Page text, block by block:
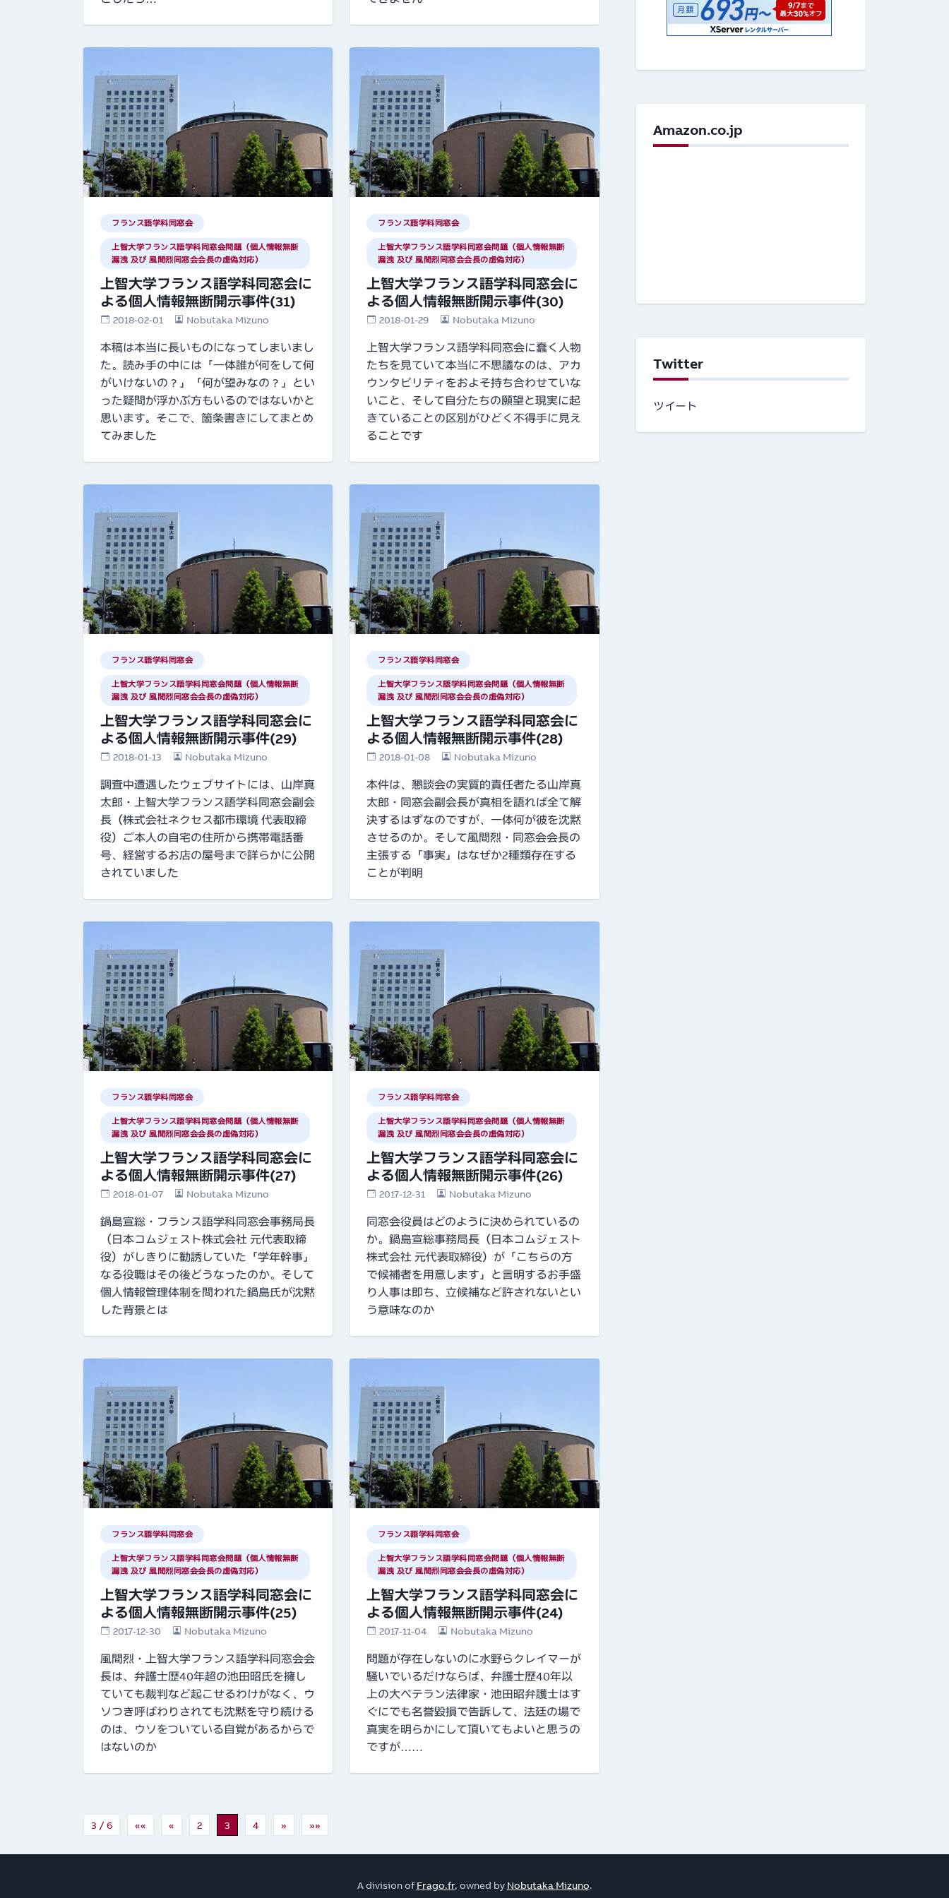
フランス語学科同窓会
上智大学フランス語学科同窓会問題（個人情報無断
漏洩 及び 風間烈同窓会会長の虚偽対応）
上智大学フランス語学科同窓会に
よる個人情報無断開示事件(31)
2018-02-01 Nobutaka Mizuno
本稿は本当に長いものになってしまいまし
た。読み手の中には「一体誰が何をして何
がいけないの？」「何が望みなの？」とい
った疑問が浮かぶ方もいるのではないかと
思います。そこで、箇条書きにしてまとめ
てみました
フランス語学科同窓会
上智大学フランス語学科同窓会問題（個人情報無断
漏洩 及び 風間烈同窓会会長の虚偽対応）
上智大学フランス語学科同窓会に
よる個人情報無断開示事件(30)
2018-01-29 Nobutaka Mizuno
上智大学フランス語学科同窓会に蠢く人物
たちを見ていて本当に不思議なのは、アカ
ウンタビリティをおよそ持ち合わせていな
いこと、そして自分たちの願望と現実に起
きていることの区別がひどく不得手に見え
ることです
フランス語学科同窓会
上智大学フランス語学科同窓会問題（個人情報無断
漏洩 及び 風間烈同窓会会長の虚偽対応）
上智大学フランス語学科同窓会に
よる個人情報無断開示事件(29)
2018-01-13 Nobutaka Mizuno
調査中遭遇したウェブサイトには、山岸真
太郎・上智大学フランス語学科同窓会副会
長（株式会社ネクセス都市環境 代表取締
役）ご本人の自宅の住所から携帯電話番
号、経営するお店の屋号まで詳らかに公開
されていました
フランス語学科同窓会
上智大学フランス語学科同窓会問題（個人情報無断
漏洩 及び 風間烈同窓会会長の虚偽対応）
上智大学フランス語学科同窓会に
よる個人情報無断開示事件(28)
2018-01-08 Nobutaka Mizuno
本件は、懇談会の実質的責任者たる山岸真
太郎・同窓会副会長が真相を語れば全て解
決するはずなのですが、一体何が彼を沈黙
させるのか。そして風間烈・同窓会会長の
主張する「事実」はなぜか2種類存在する
ことが判明
フランス語学科同窓会
上智大学フランス語学科同窓会問題（個人情報無断
漏洩 及び 風間烈同窓会会長の虚偽対応）
上智大学フランス語学科同窓会に
よる個人情報無断開示事件(27)
2018-01-07 Nobutaka Mizuno
鍋島宣総・フランス語学科同窓会事務局長
（日本コムジェスト株式会社 元代表取締
役）がしきりに勧誘していた「学年幹事」
なる役職はその後どうなったのか。そして
個人情報管理体制を問われた鍋島氏が沈黙
した背景とは
フランス語学科同窓会
上智大学フランス語学科同窓会問題（個人情報無断
漏洩 及び 風間烈同窓会会長の虚偽対応）
上智大学フランス語学科同窓会に
よる個人情報無断開示事件(26)
2017-12-31 Nobutaka Mizuno
同窓会役員はどのように決められているの
か。鍋島宣総事務局長（日本コムジェスト
株式会社 元代表取締役）が「こちらの方
で候補者を用意します」と言明するお手盛
り人事は即ち、立候補など許されないとい
う意味なのか
フランス語学科同窓会
上智大学フランス語学科同窓会問題（個人情報無断
漏洩 及び 風間烈同窓会会長の虚偽対応）
上智大学フランス語学科同窓会に
よる個人情報無断開示事件(25)
2017-12-30 Nobutaka Mizuno
風間烈・上智大学フランス語学科同窓会会
長は、弁護士歴40年超の池田昭氏を擁し
ていても裁判など起こせるわけがなく、ウ
ソつき呼ばわりされても沈黙を守り続ける
のは、ウソをついている自覚があるからで
はないのか
フランス語学科同窓会
上智大学フランス語学科同窓会問題（個人情報無断
漏洩 及び 風間烈同窓会会長の虚偽対応）
上智大学フランス語学科同窓会に
よる個人情報無断開示事件(24)
2017-11-04 Nobutaka Mizuno
問題が存在しないのに水野らクレイマーが
騒いでいるだけならば、弁護士歴40年以
上の大ベテラン法律家・池田昭弁護士はす
ぐにでも名誉毀損で告訴して、法廷の場で
真実を明らかにして頂いてもよいと思うの
ですが……
3 / 6 «« « 2 3 4 » »»
Amazon.co.jp
Twitter
ツイート
A division ofFrago.fr, owned by Nobutaka Mizuno.